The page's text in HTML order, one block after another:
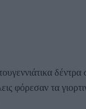
φόρεσαν τα